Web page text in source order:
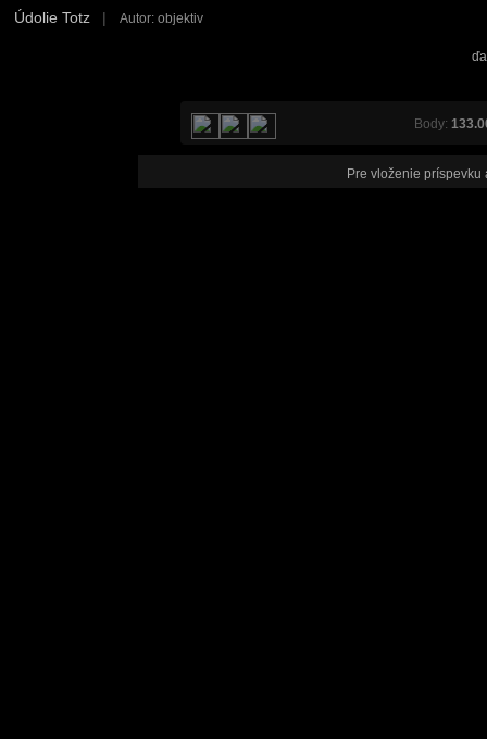
Údolie Totz | Autor: objektiv
Body:
Pre vloženie